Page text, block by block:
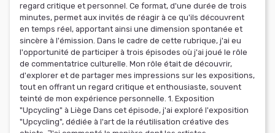
regard critique et personnel. Ce format, d'une durée de trois
minutes, permet aux invités de réagir à ce qu'ils découvrent
en temps réel, apportant ainsi une dimension spontanée et
sincère à l'émission. Dans le cadre de cette rubrique, j'ai eu
l'opportunité de participer à trois épisodes où j'ai joué le rôle
de commentatrice culturelle. Mon rôle était de découvrir,
d'explorer et de partager mes impressions sur les expositions,
tout en offrant un regard critique et enthousiaste, souvent
teinté de mon expérience personnelle. 1. Exposition
"Upcycling" à Liège Dans cet épisode, j'ai exploré l'exposition
"Upcycling", dédiée à l'art de la réutilisation créative des